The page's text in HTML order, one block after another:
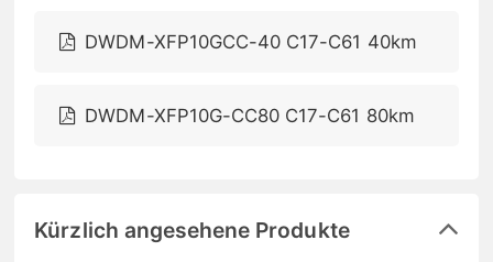
DWDM-XFP10GCC-40 C17-C61 40km
DWDM-XFP10G-CC80 C17-C61 80km
Kürzlich angesehene Produkte